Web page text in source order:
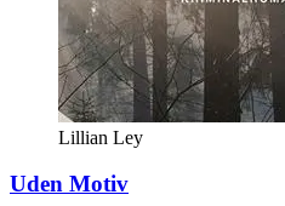
Lillian Ley
Uden Motiv